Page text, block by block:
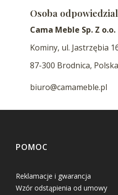
Osoba
Cama Meble Sp. Z o.o.
Kominy, ul. Jastrzębia
87-300 Brodnica, Polska
biuro@camameble.pl
Linki w stopce
POMOC
Reklamacje i gwarancja
Wzór odstąpienia od umowy